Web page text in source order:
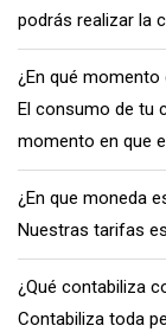
podrás realizar la
¿En qué
El consumo de tu
momento en que
¿En que moneda
Nuestras tarifas
¿Qué contabiliza
Contabiliza toda